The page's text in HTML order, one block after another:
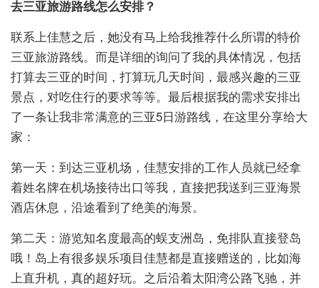
去三亚旅游路线怎么安排？
联系上佳慧之后，她没有马上给我推荐什么所谓的特价
三亚旅游路线。而是详细的询问了我的具体情况，包括
打算去三亚的时间，打算玩几天时间，最感兴趣的三亚
景点，对吃住行的要求等等。最后根据我的需求安排出
了一条让我非常满意的三亚5日游路线，在这里分享给大
家：
第一天：到达三亚机场，佳慧安排的工作人员就已经拿
着姓名牌在机场接待出口等我，直接把我送到三亚海景
酒店休息，沿途看到了绝美的海景。
第二天：游览知名度最高的蜈支洲岛，免排队直接登岛
哦！岛上有很多娱乐项目佳慧都是直接赠送的，比如海
上直升机，真的超好玩。之后沿着太阳湾公路飞驰，并